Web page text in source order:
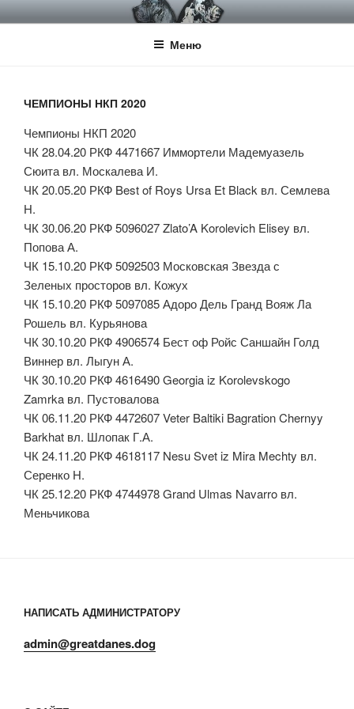
Перейти
к
НКП НЕМЕЦКИЙ ДОГ
Официальный сайт НКП Немецкий Дог
Меню
ЧЕМПИОНЫ НКП 2020
Чемпионы НКП 2020
ЧК 28.04.20 РКФ 4471667 Иммортели Мадемуазель
Сюита вл. Москалева И.
ЧК 20.05.20 РКФ Best of Roys Ursa Et Black вл. Семлева
Н.
ЧК 30.06.20 РКФ 5096027 Zlato’A Korolevich Elisey вл.
Попова А.
ЧК 15.10.20 РКФ 5092503 Московская Звезда с
Зеленых просторов вл. Кожух
ЧК 15.10.20 РКФ 5097085 Адоро Дель Гранд Вояж Ла
Рошель вл. Курьянова
ЧК 30.10.20 РКФ 4906574 Бест оф Ройс Саншайн Голд
Виннер вл. Лыгун А.
ЧК 30.10.20 РКФ 4616490 Georgia iz Korolevskogo
Zamrka вл. Пустовалова
ЧК 06.11.20 РКФ 4472607 Veter Baltiki Bagration Chernyy
Barkhat вл. Шлопак Г.А.
ЧК 24.11.20 РКФ 4618117 Nesu Svet iz Mira Mechty вл.
Серенко Н.
ЧК 25.12.20 РКФ 4744978 Grand Ulmas Navarro вл.
Меньчикова
НАПИСАТЬ АДМИНИСТРАТОРУ
admin@greatdanes.dog